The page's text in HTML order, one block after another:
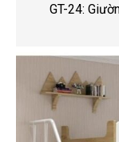
GT-24: Giường